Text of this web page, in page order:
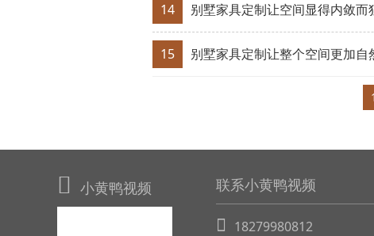
14 别墅家具定制让空间显得内敛而
15 别墅家具定制让整个空间更加自
1
小黄鸭视频 联系小黄鸭视频
18279980812